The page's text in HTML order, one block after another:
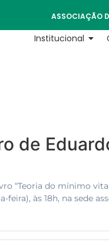
ASSOCIAÇÃO
Institucional
de
“Teoria do mínimo
às 18h, na sede